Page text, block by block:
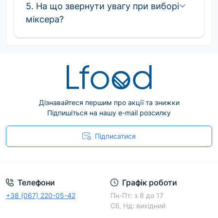
Основні переваги професійних планетарних
міксерів
із густим тістом.
Регулювання швидкостей. Можливість вибору
оптимального режиму для кожного виду
суміші.
Зручність у роботі. Стаціонарний міксер з
чашею має стійку конструкцію, що гарантує
безпечну роботу навіть при високих
навантаженнях.
тіста, віночок для збивання та лопатка для
змішування.
Міцність і довговічність. Металевий корпус і
5. На що звернути увагу при виборі
міксера?
Дізнавайтеся першим про акції та знижки
Підпишіться на нашу e-mail розсилку
Підписатися
Телефони
+38 (067) 220-05-42
Графік роботи
Пн-Пт: з 8 до 17
Сб, Нд: вихідний